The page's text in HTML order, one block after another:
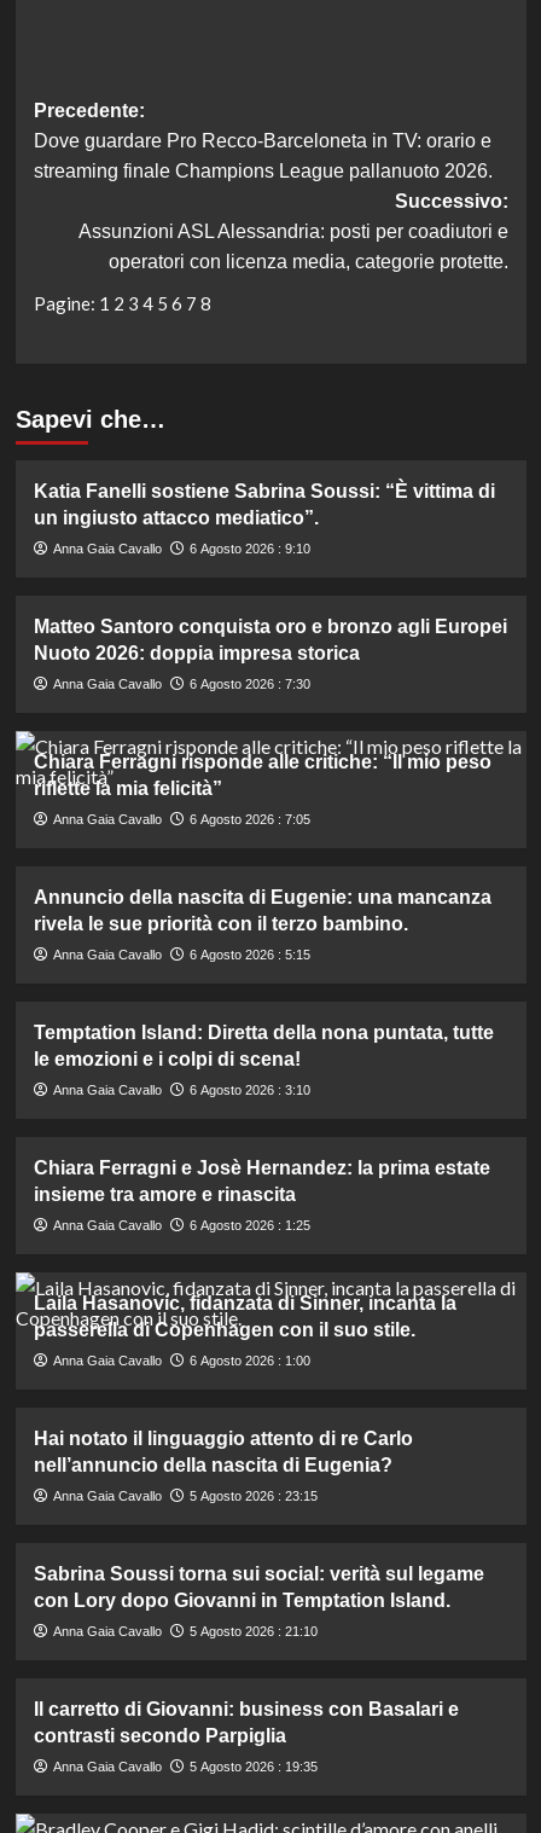
Navigazione
articolo
Precedente:
Dove guardare Pro Recco-Barceloneta in TV: orario e
streaming finale Champions League pallanuoto 2026.
Successivo:
Assunzioni ASL Alessandria: posti per coadiutori e
operatori con licenza media, categorie protette.
Pagine: 1 2 3 4 5 6 7 8
Sapevi che…
Katia Fanelli sostiene Sabrina Soussi: “È vittima di
un ingiusto attacco mediatico”.
Anna Gaia Cavallo 6 Agosto 2026 : 9:10
Matteo Santoro conquista oro e bronzo agli Europei
Nuoto 2026: doppia impresa storica
Anna Gaia Cavallo 6 Agosto 2026 : 7:30
Chiara Ferragni risponde alle critiche: “Il mio peso
riflette la mia felicità”
Anna Gaia Cavallo 6 Agosto 2026 : 7:05
Annuncio della nascita di Eugenie: una mancanza
rivela le sue priorità con il terzo bambino.
Anna Gaia Cavallo 6 Agosto 2026 : 5:15
Temptation Island: Diretta della nona puntata, tutte
le emozioni e i colpi di scena!
Anna Gaia Cavallo 6 Agosto 2026 : 3:10
Chiara Ferragni e Josè Hernandez: la prima estate
insieme tra amore e rinascita
Anna Gaia Cavallo 6 Agosto 2026 : 1:25
Laila Hasanovic, fidanzata di Sinner, incanta la
passerella di Copenhagen con il suo stile.
Anna Gaia Cavallo 6 Agosto 2026 : 1:00
Hai notato il linguaggio attento di re Carlo
nell’annuncio della nascita di Eugenia?
Anna Gaia Cavallo 5 Agosto 2026 : 23:15
Sabrina Soussi torna sui social: verità sul legame
con Lory dopo Giovanni in Temptation Island.
Anna Gaia Cavallo 5 Agosto 2026 : 21:10
Il carretto di Giovanni: business con Basalari e
contrasti secondo Parpiglia
Anna Gaia Cavallo 5 Agosto 2026 : 19:35